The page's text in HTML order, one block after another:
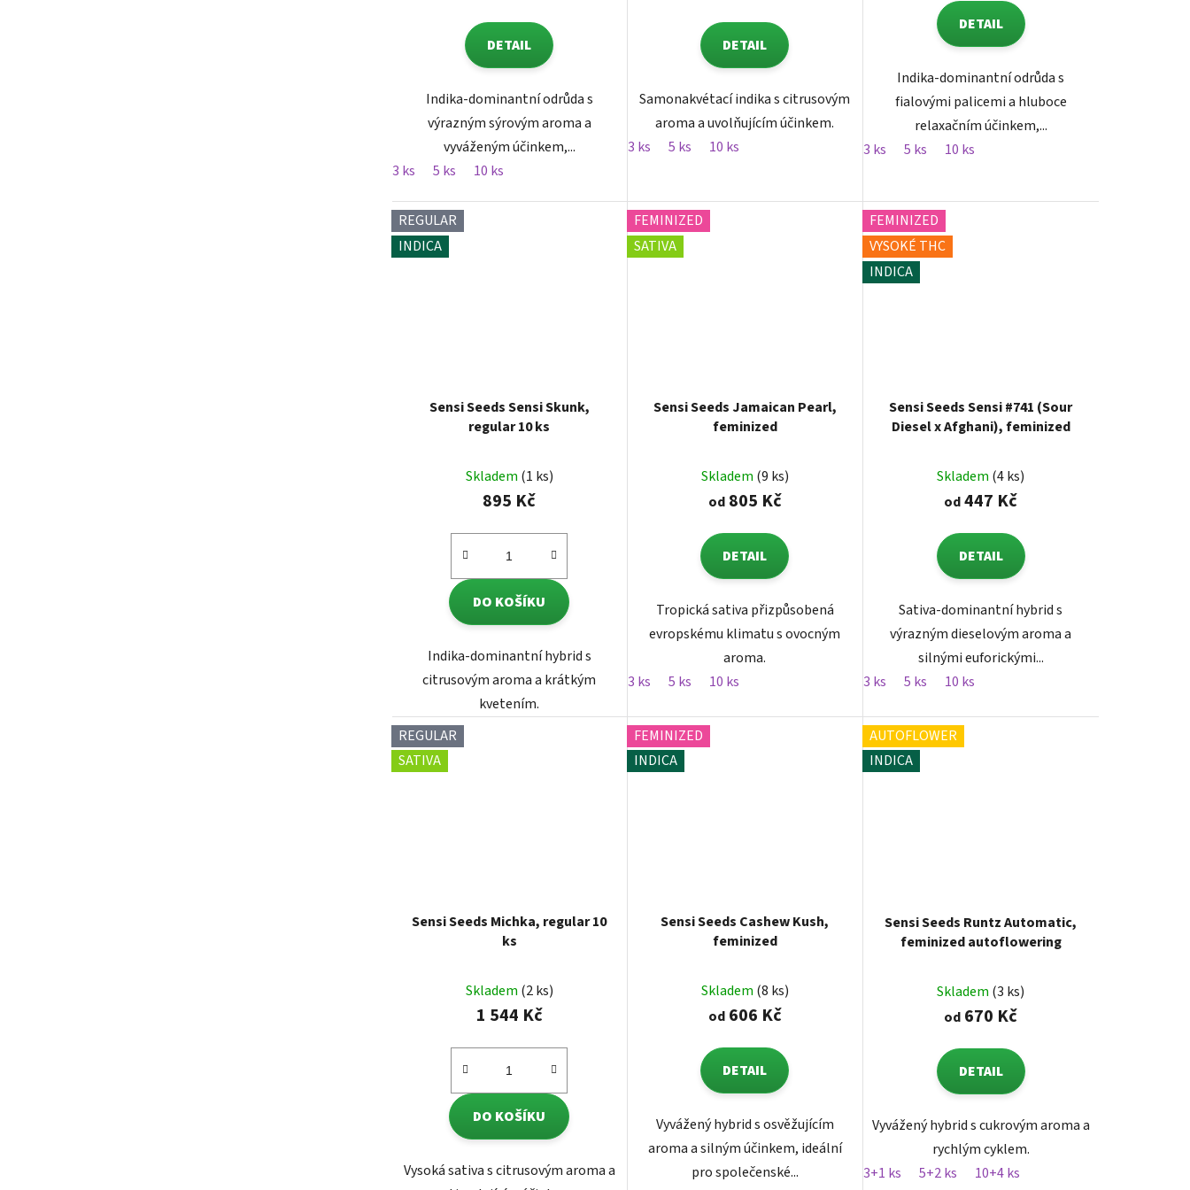
DETAIL
Indika-dominantní odrůda s
výrazným sýrovým aroma a
vyváženým účinkem,...
3 ks
5 ks 10 ks
DETAIL
Samonakvétací indika s citrusovým
aroma a uvolňujícím účinkem.
3 ks
5 ks 10 ks
DETAIL
Indika-dominantní odrůda s
fialovými palicemi a hluboce
relaxačním účinkem,...
3 ks
5 ks 10 ks
REGULAR
INDICA
Sensi Seeds Sensi Skunk,
regular 10 ks
Skladem (1 ks)
895 Kč
DO KOŠÍKU
Indika-dominantní hybrid s
citrusovým aroma a krátkým
kvetením.
FEMINIZED
SATIVA
Sensi Seeds Jamaican Pearl,
feminized
Skladem (9 ks)
od805 Kč
DETAIL
Tropická sativa přizpůsobená
evropskému klimatu s ovocným
aroma.
3 ks
5 ks 10 ks
FEMINIZED
VYSOKÉ THC
INDICA
Sensi Seeds Sensi #741 (Sour
Diesel x Afghani), feminized
Skladem (4 ks)
od447 Kč
DETAIL
Sativa-dominantní hybrid s
výrazným dieselovým aroma a
silnými euforickými...
3 ks
5 ks 10 ks
REGULAR
SATIVA
Sensi Seeds Michka, regular 10
ks
Skladem (2 ks)
1 544 Kč
DO KOŠÍKU
Vysoká sativa s citrusovým aroma a
FEMINIZED
INDICA
Sensi Seeds Cashew Kush,
feminized
Skladem (8 ks)
od606 Kč
DETAIL
Vyvážený hybrid s osvěžujícím
aroma a silným účinkem, ideální
pro společenské...
AUTOFLOWER
INDICA
Sensi Seeds Runtz Automatic,
feminized autoflowering
Skladem (3 ks)
od 670 Kč
DETAIL
Vyvážený hybrid s cukrovým aroma a
rychlým cyklem.
3+1 ks
5+2 ks 10+4 ks